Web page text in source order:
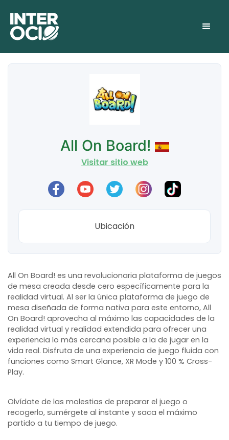
All On Board!
Visitar sitio web
Ubicación
All On Board! es una revolucionaria plataforma de juegos
de mesa creada desde cero específicamente para la
realidad virtual. Al ser la única plataforma de juego de
mesa diseñada de forma nativa para este entorno, All
On Board! aprovecha al máximo las capacidades de la
realidad virtual y realidad extendida para ofrecer una
experiencia lo más cercana posible a la de jugar en la
vida real. Disfruta de una experiencia de juego fluida con
funciones como Smart Glance, XR Mode y 100 % Cross-
Play.
Olvídate de las molestias de preparar el juego o
recogerlo, sumérgete al instante y saca el máximo
partido a tu tiempo de juego.